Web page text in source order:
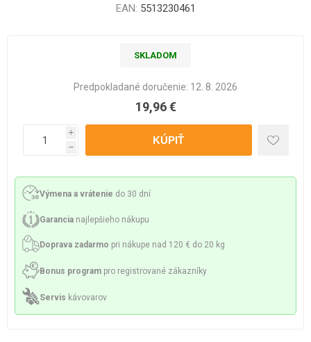
EAN: 5513230461
SKLADOM
Predpokladané doručenie: 12. 8. 2026
19,96 €
i
h
Výmena a vrátenie do 30 dní
Garancia najlepšieho nákupu
Doprava zadarmo pri nákupe nad 120 € do 20 kg
Bonus program pro registrované zákazníky
Servis kávovarov